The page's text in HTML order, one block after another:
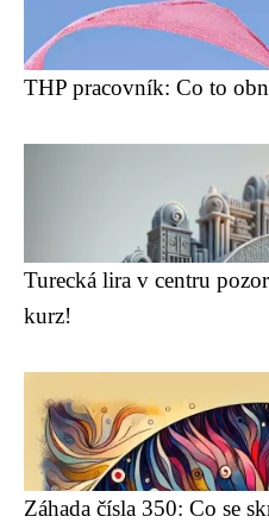
THP pracovník: Co to
Turecká lira v centru
kurz!
Záhada čísla 350: Co se